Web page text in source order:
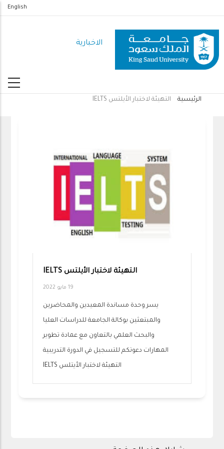
المحتوى
الرئيسي
English
الاخبارية
الرئيسية التهيئة لاختبار الأيلتس IELTS
التهيئة لاختبار الأيلتس IELTS
19 مايو 2022
يسر وحدة مساندة المعيدين والمحاضرين
والمبتعثين بوكالة الجامعة للدراسات العليا
والبحث العلمي بالتعاون مع عمادة تطوير
المهارات دعوتكم للتسجيل في الدورة التدريبية
التهيئة لاختبار الأيتلس IELTS